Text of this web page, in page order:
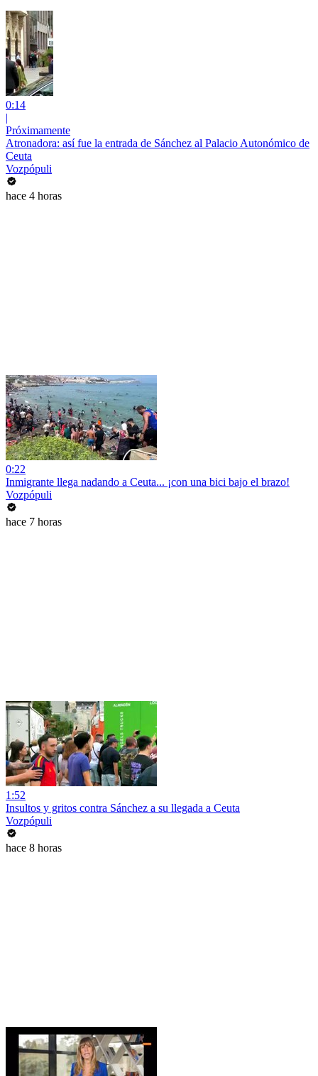
0:14
|
Próximamente
Atronadora: así fue la entrada de Sánchez al Palacio Autonómico de
Ceuta
Vozpópuli
hace 4 horas
0:22
Inmigrante llega nadando a Ceuta... ¡con una bici bajo el brazo!
Vozpópuli
hace 7 horas
1:52
Insultos y gritos contra Sánchez a su llegada a Ceuta
Vozpópuli
hace 8 horas